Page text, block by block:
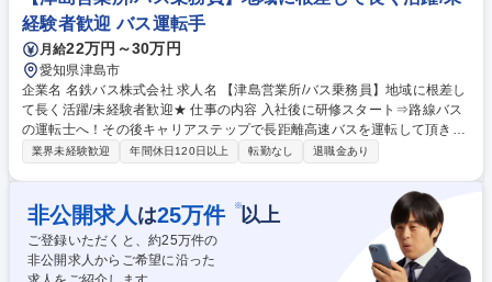
転手の労務管理・教育指導・車両管理・お客様対応 など 【変更の範囲】
当社が定める業務全般。 募集職種 【岡山】総合職(バスカンパニー)＜バス
業界の未来を創る/次世代の管理職候補＞
経験者歓迎 バス運転手
月給22万円～30万円
愛知県津島市
企業名 名鉄バス株式会社 求人名 【津島営業所/バス乗務員】地域に根差し
て長く活躍/未経験者歓迎★ 仕事の内容 入社後に研修スタート⇒路線バス
の運転士へ！その後キャリアステップで長距離高速バスを運転して頂きま
す。名古屋駅を発着点とし、仙台～福岡まで幅広いエリアに行くことがで
勤務は有給消化率90％！プライベートも◎独自の教習コースと車両を用い
た約3ヶ月のトレーニングで“運転手デビュー”を応援します！※ステップア
ップによっては夜行バスもございます※変更範囲：当社業務全般 【ある1
日の流れ】■06:00 出勤、バスの点検、点呼■06:20 乗務開始■10:00 自由
時間（休憩or一時帰宅)■16:00 乗務再開■21:00 終業 募集職種 【津島営業
業界未経験歓迎 年間休日120日以上 転勤なし 退職金あり
非公開求人 は25万件 ※以上
ご登録いただくと、約25万件の
非公開求人からご希望に沿った